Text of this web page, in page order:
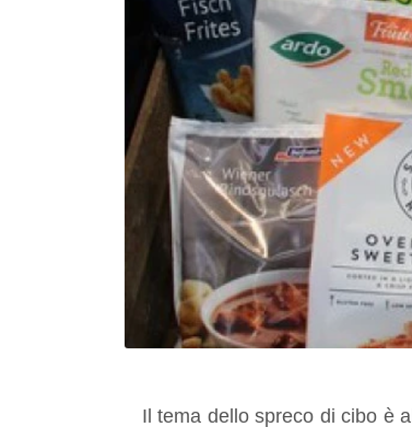
Il tema dello spreco di cibo è